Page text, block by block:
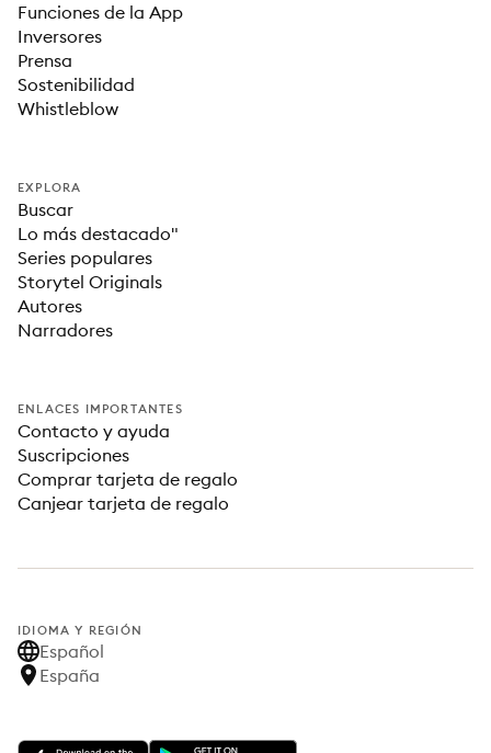
Funciones de la App
Inversores
Prensa
Sostenibilidad
Whistleblow
EXPLORA
Buscar
Lo más destacado"
Series populares
Storytel Originals
Autores
Narradores
ENLACES IMPORTANTES
Contacto y ayuda
Suscripciones
Comprar tarjeta de regalo
Canjear tarjeta de regalo
IDIOMA Y REGIÓN
Español
España